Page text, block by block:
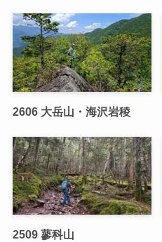
2606 大岳山・海沢岩稜
2509 蓼科山